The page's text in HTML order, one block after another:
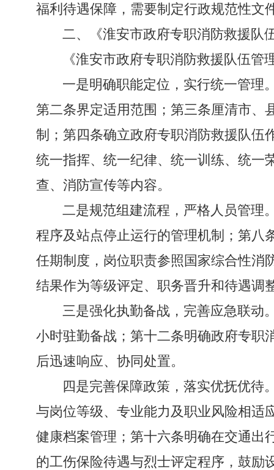
福利待遇保障，需要制定行政规范性文
二、《淮安市政府专职消防救援队
《淮安市政府专职消防救援队伍管
一是明确职能定位，实行统一管理
第二条界定适用范围；第三条厘清市、
制；第四条确立政府专职消防救援队伍
统一指挥、统一纪律、统一训练、统一
查、消防宣传等内容。
二是规范组建流程，严格人员管理
程序及站点停止运行的管理机制；第八
任期制度，岗位职责参照国家综合性消
结果作为等级评定、职务晋升和待遇调
三是强化执勤备战，完善应急联动
小时驻勤备战；第十二条明确政府专职
后迅速响应、协同处置。
四是完善保障政策，落实优抚优待
与岗位等级、专业能力及职业风险相适
健康档案管理；第十六条明确在交通出
的工伤保险待遇与烈士评定程序，鼓励